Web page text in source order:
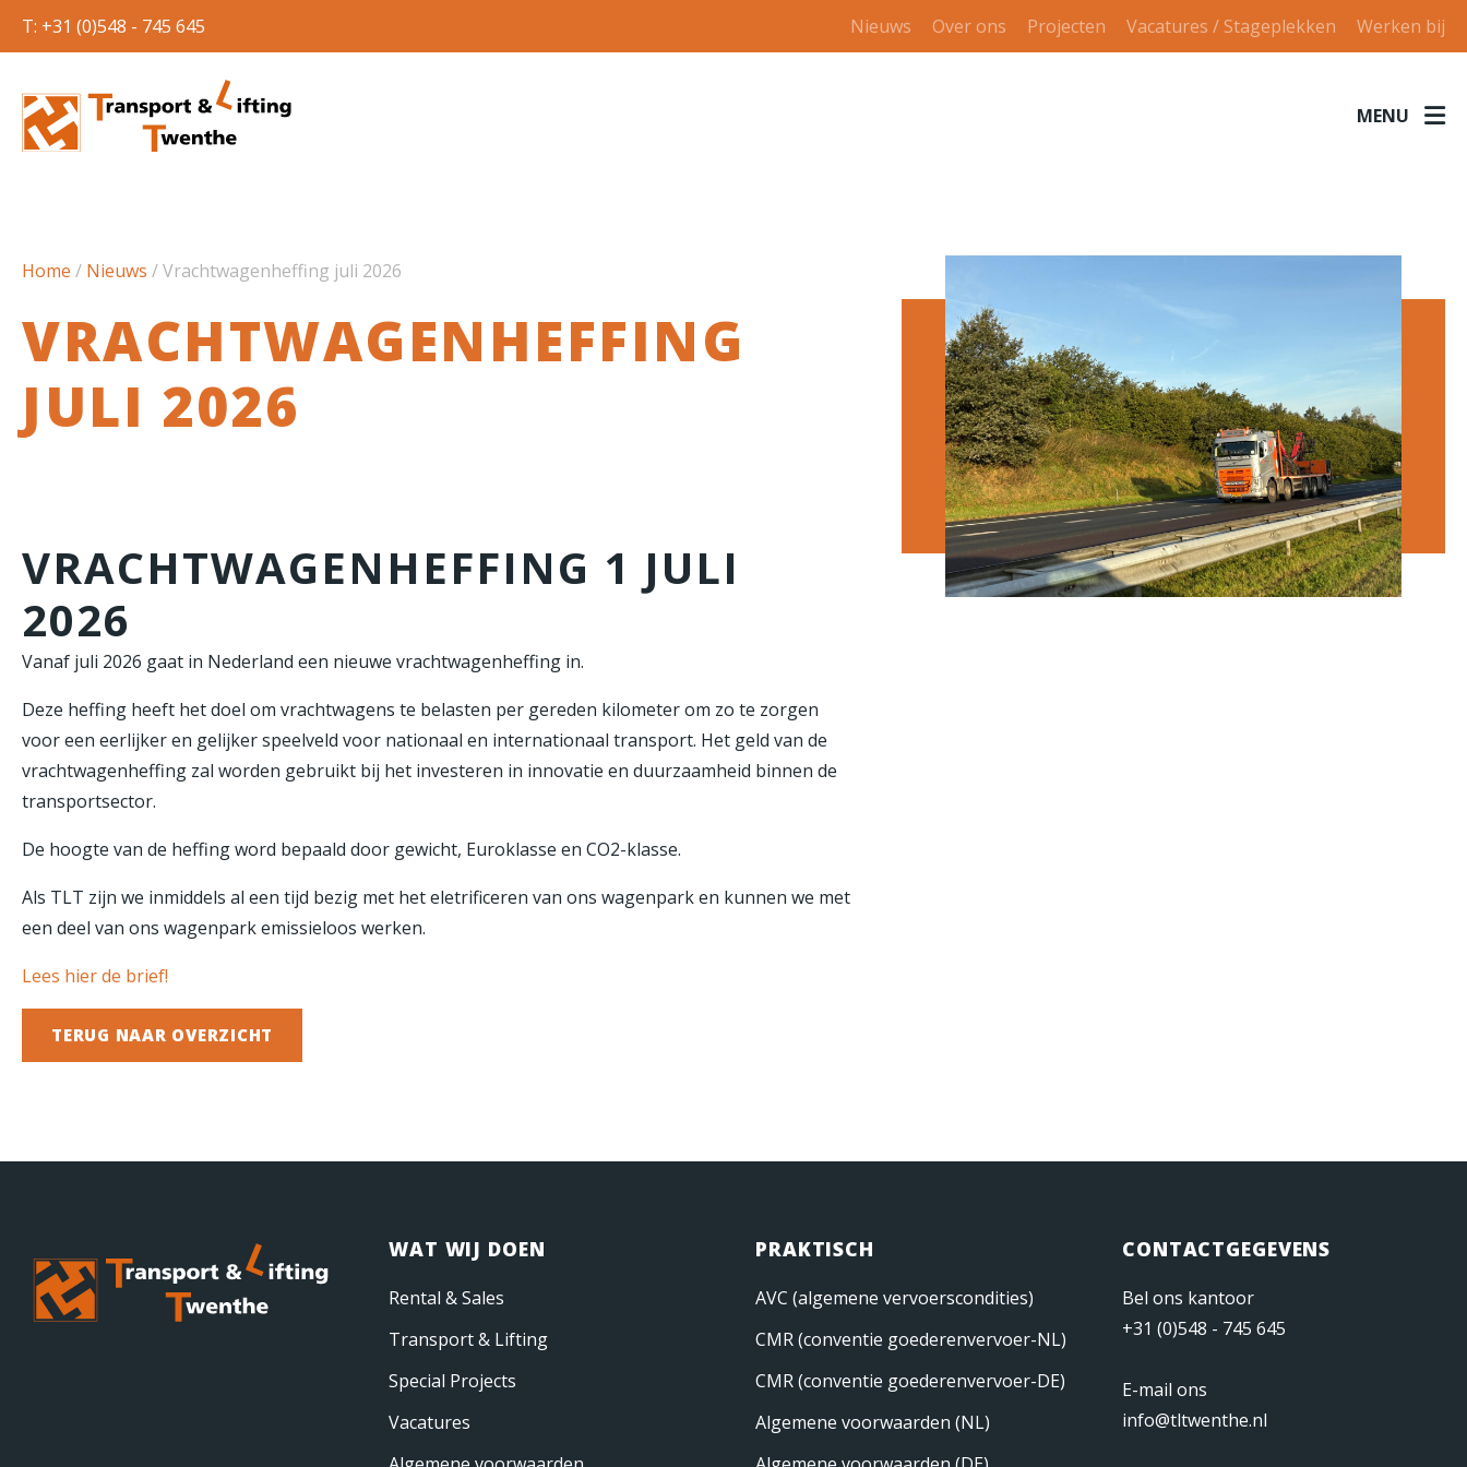
T: +31 (0)548 - 745 645 Nieuws Over ons Projecten Vacatures / Stageplekken Werken bij
MENU
Home / Nieuws /Vrachtwagenheffing juli 2026
VRACHTWAGENHEFFING
JULI 2026
VRACHTWAGENHEFFING 1 JULI
2026
Vanaf juli 2026 gaat in Nederland een nieuwe vrachtwagenheffing in.
Deze heffing heeft het doel om vrachtwagens te belasten per gereden kilometer om zo te zorgen
voor een eerlijker en gelijker speelveld voor nationaal en internationaal transport. Het geld van de
vrachtwagenheffing zal worden gebruikt bij het investeren in innovatie en duurzaamheid binnen de
transportsector.
De hoogte van de heffing word bepaald door gewicht, Euroklasse en CO2-klasse.
Als TLT zijn we inmiddels al een tijd bezig met het eletrificeren van ons wagenpark en kunnen we met
een deel van ons wagenpark emissieloos werken.
Lees hier de brief!
TERUG NAAR OVERZICHT
WAT WIJ DOEN
Rental & Sales
Transport & Lifting
Special Projects
Vacatures
PRAKTISCH
AVC (algemene vervoerscondities)
CMR (conventie goederenvervoer-NL)
CMR (conventie goederenvervoer-DE)
Algemene voorwaarden (NL)
CONTACTGEGEVENS
Bel ons kantoor
+31 (0)548 - 745 645
E-mail ons
info@tltwenthe.nl